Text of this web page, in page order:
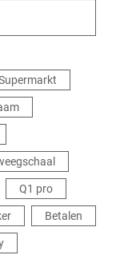
Q1 pro
Betalen